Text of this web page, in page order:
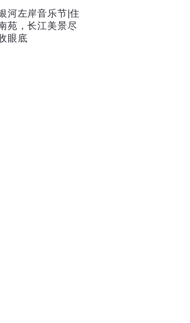
河左岸音乐节|住
苑，长江美景尽
眼底